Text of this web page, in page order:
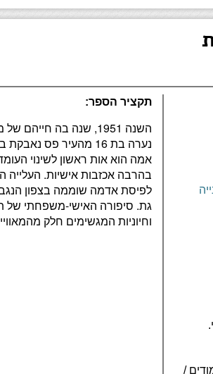
/ 223 עמודים /
תקציר הספר:
השנה 1951, שנה בה
נערה בת 16 מהעיר
אמה הוא אות ראשון לשינוי
בהרבה אכזבות אישיות.
לפיסת אדמה שוממה בצפון
גת. סיפורה האישי-משפחתי של
וחיוניות המגשימים חלק